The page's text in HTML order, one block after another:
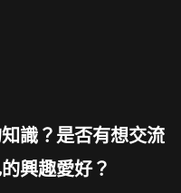
識？是否有想交流
興趣愛好？